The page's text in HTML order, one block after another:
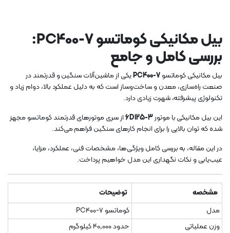
بیل مکانیکی کوماتسو PC400-7:
بررسی کامل و جامع
بیل مکانیکی کوماتسوPC400-7یکی از ماشین‌آلات سنگین و قدرتمند در
صنعت راه‌سازی، معدن و ساخت‌وساز است که به دلیل عملکرد بالا، دوام زیاد و
تکنولوژی پیشرفته، شهرت زیادی دارد.
این بیل مکانیکی با موتور6D125-3از سری موتورهای قدرتمند کوماتسو مجهز
شده که توان بالایی را برای انجام کارهای سنگین فراهم می‌کند.
در این مقاله، به بررسی کامل ویژگی‌ها، مشخصات فنی، عملکرد، مزایا،
عیب‌یابی و نکات نگهداری این مدل خواهیم پرداخت.
مشخصه
توضیحات
مدل
کوماتسو PC400-7
وزن عملیاتی
حدود 40,000 کیلوگرم